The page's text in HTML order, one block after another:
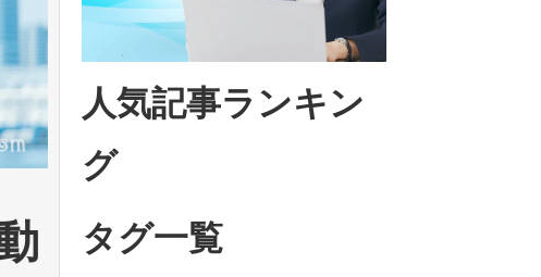
人気記事ランキン
グ
タグ一覧